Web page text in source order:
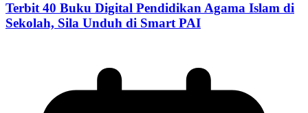
Terbit 40 Buku Digital Pendidikan Agama Islam di
Sekolah, Sila Unduh di Smart PAI